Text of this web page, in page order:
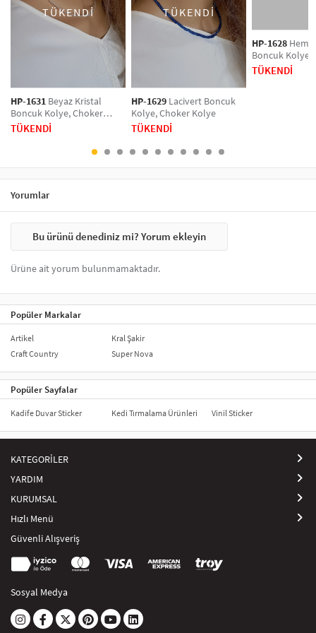
kolyeler, özel günlerde şıklığınızı artıracak bir seçenek sunar. Kolye
modelleri, her tarza hitap eden farklı tasarımlar ile dikkat çeker. Altın,
gümüş ve renkli seçeneklerle zenginleştirilmiş kolyeler, her anınızı
şıklıkla tamamlar. Tarzınızı vurgulamak için hemen koleksiyonumuzu
TÜKENDİ
HP-1631 Beyaz Kristal
Boncuk Kolye, Choker
Kolye
TÜKENDİ
TÜKENDİ
HP-1629 Lacivert Boncuk
Kolye, Choker Kolye
TÜKENDİ
HP-1628
Boncuk Kolye,
Kolye
TÜKENDİ
Yorumlar
Bu ürünü denediniz mi? Yorum ekleyin
Ürüne ait yorum bulunmamaktadır.
Popüler Markalar
Artikel
Craft Country
Kral Şakir
Super Nova
Popüler Sayfalar
Kadife Duvar Sticker Kedi Tırmalama Ürünleri Vinil Sticker
KATEGORİLER
YARDIM
KURUMSAL
Hızlı Menü
Güvenli Alışveriş
Sosyal Medya